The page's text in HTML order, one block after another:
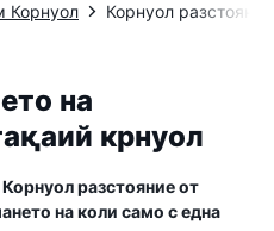
Корнуол Корнуол
на
крнуол
Корнуол разстояние от
на коли само с една